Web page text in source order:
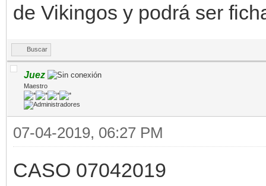
de Vikingos y podrá ser
Buscar
Juez
Maestro
07-04-2019, 06:27 PM
CASO 07042019